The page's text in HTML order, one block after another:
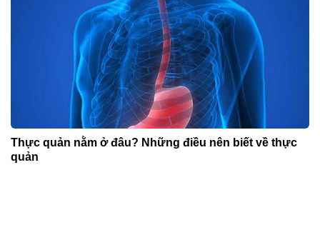
Thực quản nằm ở đâu? Những điều nên biết về thực
quản